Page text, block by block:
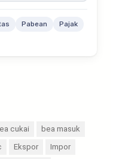
Pabean
Pajak
cukai
bea masuk
Ekspor
Impor